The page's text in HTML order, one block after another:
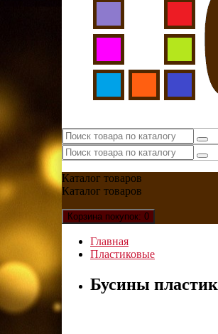
Каталог товаров
Каталог товаров
Корзина покупок: 0
Главная
Пластиковые
Бусины пластик